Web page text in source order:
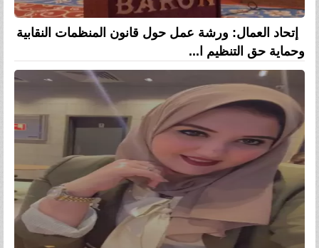
إتحاد العمال: ورشة عمل حول قانون المنظمات النقابية
وحماية حق التنظيم ا...